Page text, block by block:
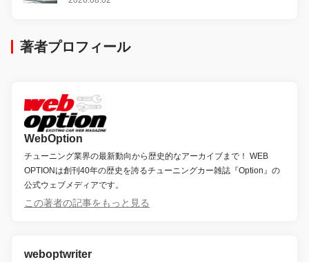
著者プロフィール
WebOption
チューニング業界の最新動向から歴史的なアーカイブまで！ WEB
OPTIONは創刊40年の歴史を誇るチューニングカー雑誌『Option』の
公式ウェブメディアです。
この著者の記事をもっと見る
weboptwriter